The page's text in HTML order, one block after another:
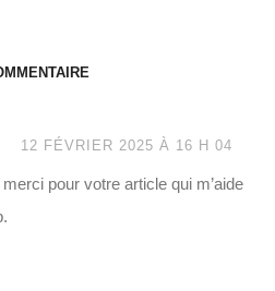
12 FÉVRIER 2025 À 16 H 04
pour votre article qui m’aide